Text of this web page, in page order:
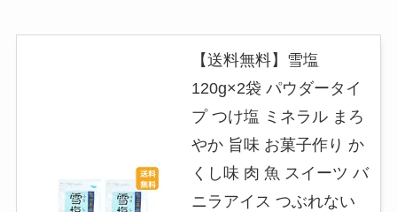
【送料無料】雪塩
120g×2袋 パウダータイ
プ つけ塩 ミネラル まろ
やか 旨味 お菓子作り か
くし味 肉 魚 スイーツ バ
ニラアイス つぶれない